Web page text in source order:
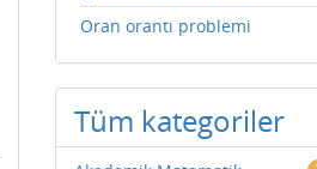
Oran orantı problemi
Tüm kategoriler